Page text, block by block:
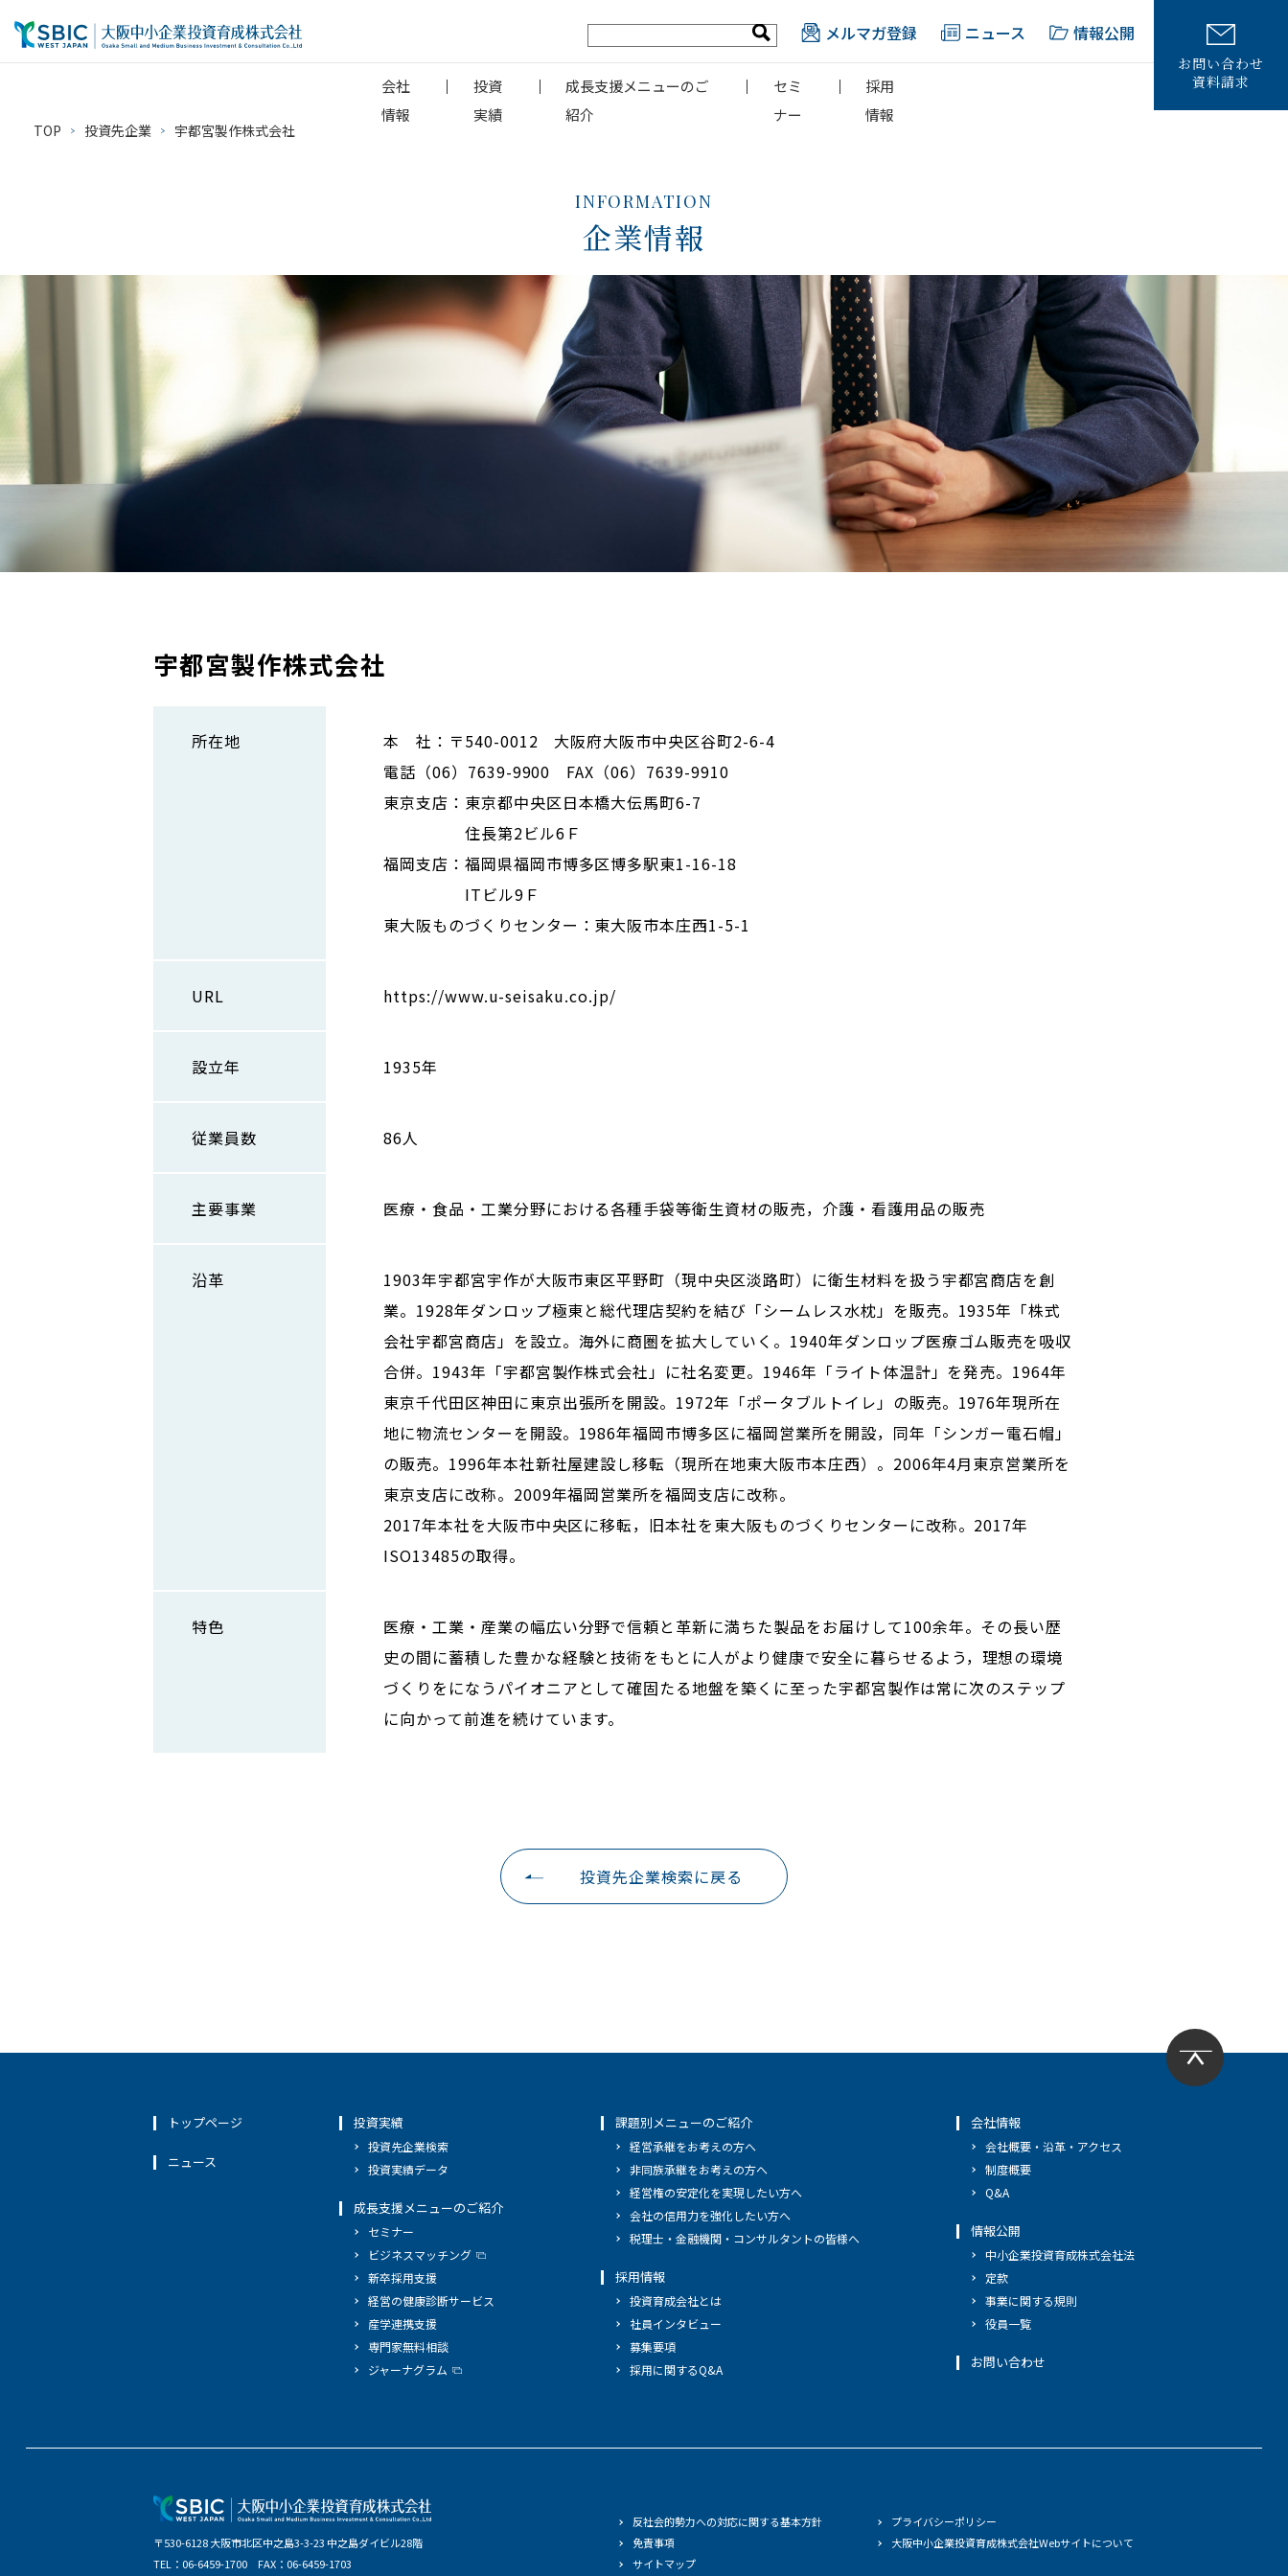
メルマガ登録 ニュース 情報公開
会社
情報
投資
実績
成長支援メニューのご
紹介
セミ
ナー
採用
情報
お問い合わせ
資料請求
TOP 投資先企業 宇都宮製作株式会社
INFORMATION
企業情報
宇都宮製作株式会社
所在地
本 社：〒540-0012 大阪府大阪市中央区谷町2-6-4
電話（06）7639-9900 FAX（06）7639-9910
東京支店：東京都中央区日本橋大伝馬町6-7
住長第2ビル6Ｆ
福岡支店：福岡県福岡市博多区博多駅東1-16-18
ITビル9Ｆ
東大阪ものづくりセンター：東大阪市本庄西1-5-1
URL https://www.u-seisaku.co.jp/
設立年 1935年
従業員数 86人
主要事業 医療・食品・工業分野における各種手袋等衛生資材の販売，介護・看護用品の販売
沿革
1903年宇都宮宇作が大阪市東区平野町（現中央区淡路町）に衛生材料を扱う宇都宮商店を創
業。1928年ダンロップ極東と総代理店契約を結び「シームレス水枕」を販売。1935年「株式
会社宇都宮商店」を設立。海外に商圏を拡大していく。1940年ダンロップ医療ゴム販売を吸収
合併。1943年「宇都宮製作株式会社」に社名変更。1946年「ライト体温計」を発売。1964年
東京千代田区神田に東京出張所を開設。1972年「ポータブルトイレ」の販売。1976年現所在
地に物流センターを開設。1986年福岡市博多区に福岡営業所を開設，同年「シンガー電石帽」
の販売。1996年本社新社屋建設し移転（現所在地東大阪市本庄西）。2006年4月東京営業所を
東京支店に改称。2009年福岡営業所を福岡支店に改称。
2017年本社を大阪市中央区に移転，旧本社を東大阪ものづくりセンターに改称。2017年
ISO13485の取得。
特色
医療・工業・産業の幅広い分野で信頼と革新に満ちた製品をお届けして100余年。その長い歴
史の間に蓄積した豊かな経験と技術をもとに人がより健康で安全に暮らせるよう，理想の環境
づくりをになうパイオニアとして確固たる地盤を築くに至った宇都宮製作は常に次のステップ
に向かって前進を続けています。
投資先企業検索に戻る
トップページ
ニュース
投資実績
投資先企業検索
投資実績データ
成長支援メニューのご紹介
セミナー
ビジネスマッチング
新卒採用支援
経営の健康診断サービス
産学連携支援
専門家無料相談
ジャーナグラム
課題別メニューのご紹介
経営承継をお考えの方へ
非同族承継をお考えの方へ
経営権の安定化を実現したい方へ
会社の信用力を強化したい方へ
税理士・金融機関・コンサルタントの皆様へ
採用情報
投資育成会社とは
社員インタビュー
募集要項
採用に関するQ&A
会社情報
会社概要・沿革・アクセス
制度概要
Q&A
情報公開
中小企業投資育成株式会社法
定款
事業に関する規則
役員一覧
お問い合わせ
〒530-6128 大阪市北区中之島3-3-23 中之島ダイビル28階
TEL：06-6459-1700 FAX：06-6459-1703
反社会的勢力への対応に関する基本方針
プライバシーポリシー
免責事項
大阪中小企業投資育成株式会社Webサイトについて
サイトマップ